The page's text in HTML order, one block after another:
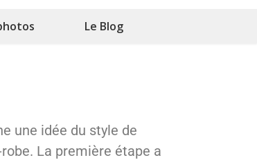
Le Blog
une idée du style de
La première étape a